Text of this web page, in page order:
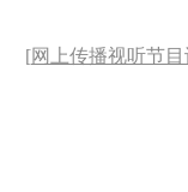
[网上传播视听节目